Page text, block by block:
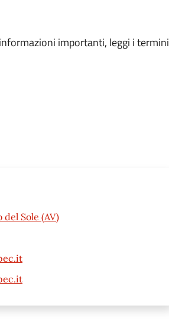
importanti, leggi i termini
Sole (AV)